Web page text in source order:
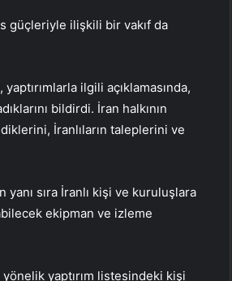
güçleriyle ilişkili bir vakıf da
ilgili açıklamasında,
bildirdi. İran halkının
İranlıların taleplerini ve
yanı sıra İranlı kişi ve kuruluşlara
ekipman ve izleme
yaptırım listesindeki kişi